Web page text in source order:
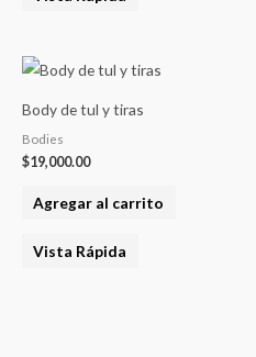
Body de tul y tiras
Bodies
$19,000.00
Agregar al carrito
Vista Rápida